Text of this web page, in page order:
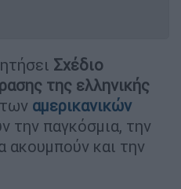
Σχέδιο
της ελληνικής
αμερικανικών
την παγκόσμια, την
ακουμπούν και την